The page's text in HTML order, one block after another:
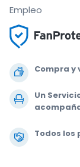
Compra y
Un
Todos los
Empleo